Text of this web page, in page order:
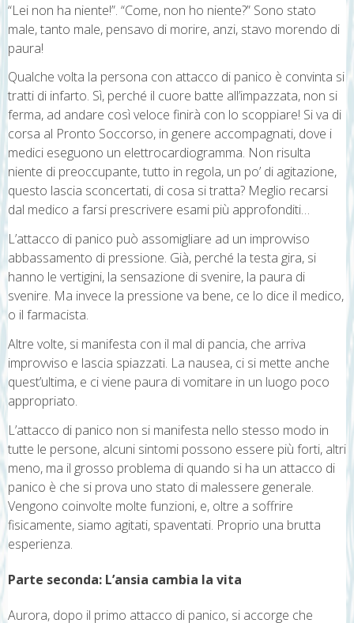
“Lei non ha niente!”. “Come, non ho niente?” Sono stato
male, tanto male, pensavo di morire, anzi, stavo morendo di
paura!
Qualche volta la persona con attacco di panico è convinta si
tratti di infarto. Sì, perché il cuore batte all’impazzata, non si
ferma, ad andare così veloce finirà con lo scoppiare! Si va di
corsa al Pronto Soccorso, in genere accompagnati, dove i
medici eseguono un elettrocardiogramma. Non risulta
niente di preoccupante, tutto in regola, un po’ di agitazione,
questo lascia sconcertati, di cosa si tratta? Meglio recarsi
dal medico a farsi prescrivere esami più approfonditi…
L’attacco di panico può assomigliare ad un improvviso
abbassamento di pressione. Già, perché la testa gira, si
hanno le vertigini, la sensazione di svenire, la paura di
svenire. Ma invece la pressione va bene, ce lo dice il medico,
o il farmacista.
Altre volte, si manifesta con il mal di pancia, che arriva
improvviso e lascia spiazzati. La nausea, ci si mette anche
quest’ultima, e ci viene paura di vomitare in un luogo poco
appropriato.
L’attacco di panico non si manifesta nello stesso modo in
tutte le persone, alcuni sintomi possono essere più forti, altri
meno, ma il grosso problema di quando si ha un attacco di
panico è che si prova uno stato di malessere generale.
Vengono coinvolte molte funzioni, e, oltre a soffrire
fisicamente, siamo agitati, spaventati. Proprio una brutta
esperienza.
Parte seconda: L’ansia cambia la vita
Aurora, dopo il primo attacco di panico, si accorge che